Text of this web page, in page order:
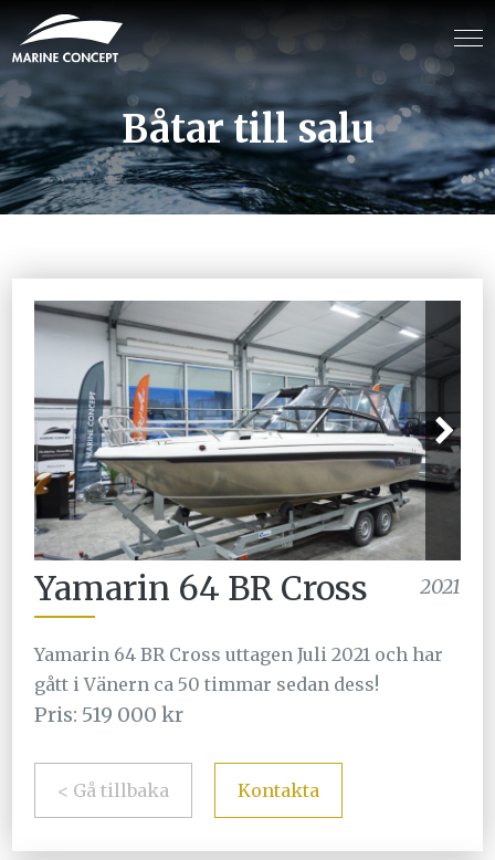
Båtar till salu
Yamarin 64 BR Cross 2021
Yamarin 64 BR Cross uttagen Juli 2021 och har
gått i Vänern ca 50 timmar sedan dess!
Pris: 519 000 kr
< Gå tillbaka Kontakta